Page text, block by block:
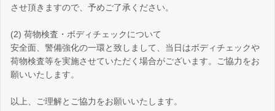
させ頂きますので、予めご了承ください。
(2) 荷物検査・ボディチェックについて
安全面、警備強化の一環と致しまして、当日はボディチェックや
荷物検査等を実施させていただく場合がございます。ご協力をお
願いいたします。
以上、ご理解とご協力をお願いいたします。